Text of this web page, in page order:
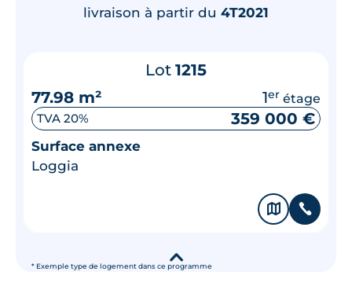
* Exemple type de logement dans ce programme
livraison à partir du 4T2021
Lot 1215
77.98 m²
1er étage
TVA 20% 359 000 €
Surface annexe
Loggia
🗞 📞
▾